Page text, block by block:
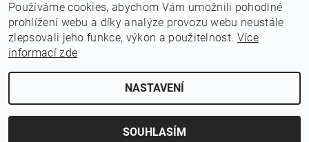
Zobrazit další hodnocení
2026 © PARTYON.cz, všechna práva vyhrazena
Vytvořil Shoptet
Používáme cookies, abychom Vám umožnili pohodlné
prohlížení webu a díky analýze provozu webu neustále
zlepsovali jeho funkce, výkon a použitelnost. Více
informací zde
NASTAVENÍ
SOUHLASÍM